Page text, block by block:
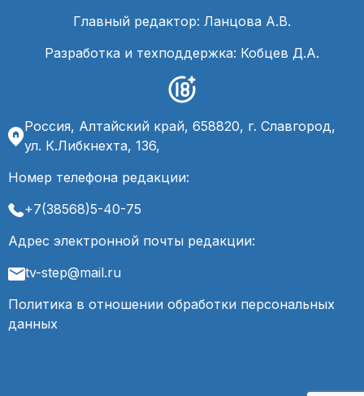
Главный редактор: Ланцова А.В.
Разработка и техподдержка: Кобцев Д.А.
Россия, Алтайский край, 658820, г. Славгород,
ул. К.Либкнехта, 136,
Номер телефона редакции:
+7(38568)5-40-75
Адрес электронной почты редакции:
tv-step@mail.ru
Политика в отношении обработки персональных
данных